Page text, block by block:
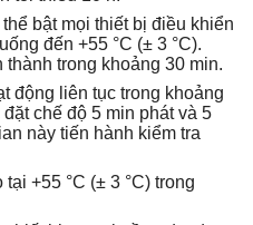
bật mọi thiết bị điều khiển
đến +55 °C (± 3 °C).
trong khoảng 30 min.
động liên tục trong khoảng
chế độ 5 min phát và 5
này tiến hành kiểm tra
+55 °C (± 3 °C) trong